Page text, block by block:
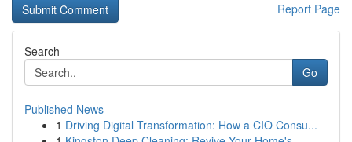
Report Page
Search
Go
Published News
1 Driving Digital Transformation: How a CIO Consu...